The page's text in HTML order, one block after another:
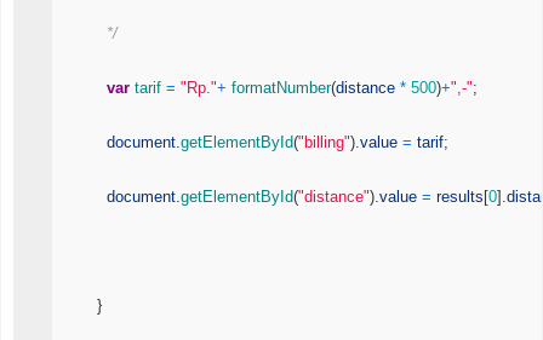
*/
var tarif = "Rp."+ formatNumber(distance * 500)+",-";
document.getElementById("billing").value = tarif;
document.getElementById("distance").value = results 0 .
}